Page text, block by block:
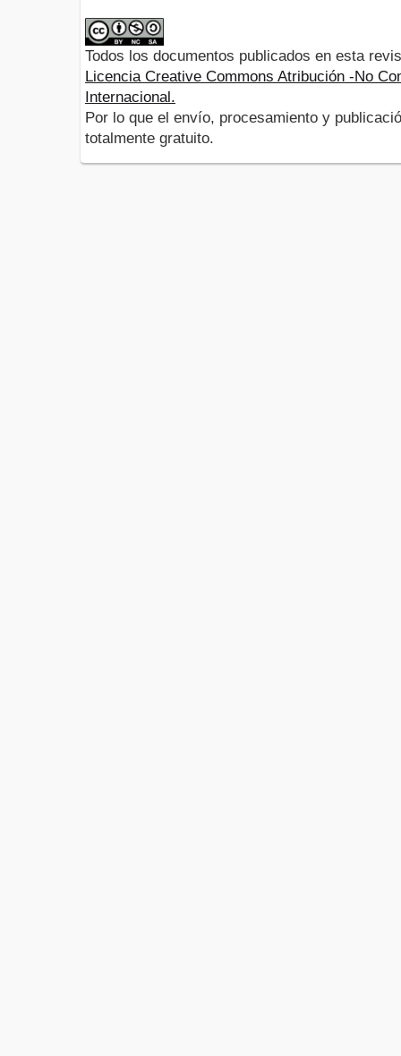
Todos los documentos publicados en esta
Licencia Creative Commons Atribución -No
Internacional.
Por lo que el envío, procesamiento y
totalmente gratuito.